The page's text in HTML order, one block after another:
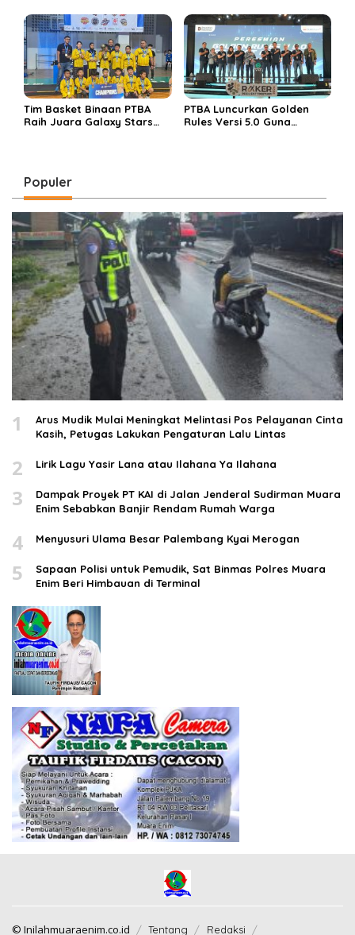
Bangun Komunikasi
Kredibel dan Bernilai
Bauksit
Tim Basket Binaan PTBA
Raih Juara Galaxy Stars
PTBA Luncurkan Golden
Rules Versi 5.0 Guna
Populer
1
Arus Mudik Mulai Meningkat Melintasi Pos Pelayanan Cinta
Kasih, Petugas Lakukan Pengaturan Lalu Lintas
2 Lirik Lagu Yasir Lana atau Ilahana Ya Ilahana
3
Dampak Proyek PT KAI di Jalan Jenderal Sudirman Muara
Enim Sebabkan Banjir Rendam Rumah Warga
4 Menyusuri Ulama Besar Palembang Kyai Merogan
5
Sapaan Polisi untuk Pemudik, Sat Binmas Polres Muara
Enim Beri Himbauan di Terminal
© Inilahmuaraenim.co.id Tentang Redaksi